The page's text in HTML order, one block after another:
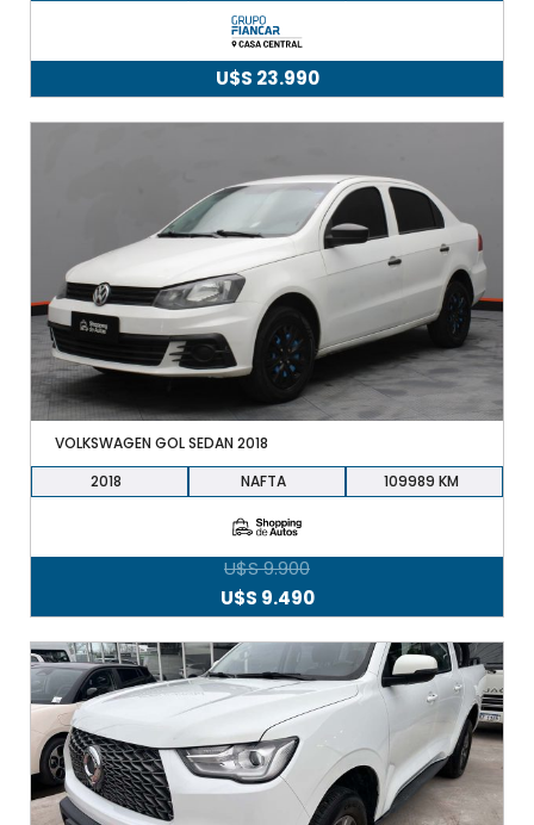
U$S 23.990
VOLKSWAGEN GOL SEDAN 2018
2018
NAFTA 109989
U$S9.900
El
original
era:
U$S
9.900.
U$S 9.490El
actual
es:
U$S
9.490.